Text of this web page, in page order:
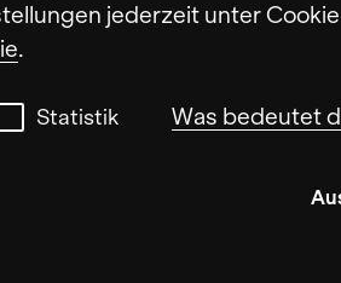
jederzeit unter
.
Statistik Was bedeutet